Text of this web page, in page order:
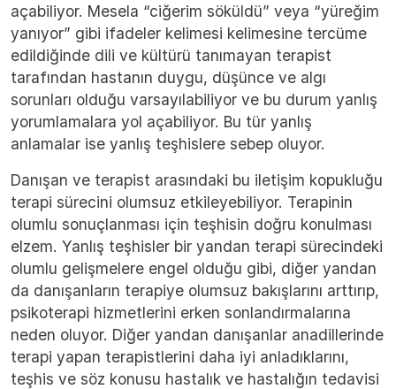
açabiliyor. Mesela “ciğerim söküldü” veya “yüreğim
yanıyor” gibi ifadeler kelimesi kelimesine tercüme
edildiğinde dili ve kültürü tanımayan terapist
tarafından hastanın duygu, düşünce ve algı
sorunları olduğu varsayılabiliyor ve bu durum yanlış
yorumlamalara yol açabiliyor. Bu tür yanlış
anlamalar ise yanlış teşhislere sebep oluyor.
Danışan ve terapist arasındaki bu iletişim kopukluğu
terapi sürecini olumsuz etkileyebiliyor. Terapinin
olumlu sonuçlanması için teşhisin doğru konulması
elzem. Yanlış teşhisler bir yandan terapi sürecindeki
olumlu gelişmelere engel olduğu gibi, diğer yandan
da danışanların terapiye olumsuz bakışlarını arttırıp,
psikoterapi hizmetlerini erken sonlandırmalarına
neden oluyor. Diğer yandan danışanlar anadillerinde
terapi yapan terapistlerini daha iyi anladıklarını,
teşhis ve söz konusu hastalık ve hastalığın tedavisi